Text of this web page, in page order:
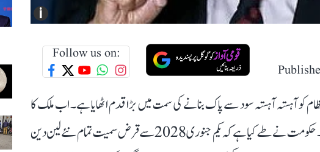
i
Follow us on:
کو آہستہ آہستہ سود سے پاک بنانے کی سمت میں بڑا قدم اٹھایا ہے۔ اب ملک کا
نظام شریعہ (اسلامی قانون) کے مطابق چلے گا۔ حکومت نے طے کیا ہے کہ یکم جنوری 2028 سے قرض سمیت تمام نئے لین دین